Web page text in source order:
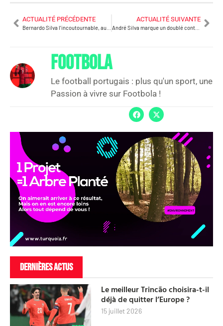
ACTUALITÉ PRÉCÉDENTE ACTUALITÉ SUIVANTE
FOOTBOLA
Le football portugais : plus qu'un sport, une
Passion à vivre sur Footbola !
DERNIÈRES ACTUS
Le meilleur Trincão choisira-t-il
déjà de quitter l’Europe ?
15 juillet 2026